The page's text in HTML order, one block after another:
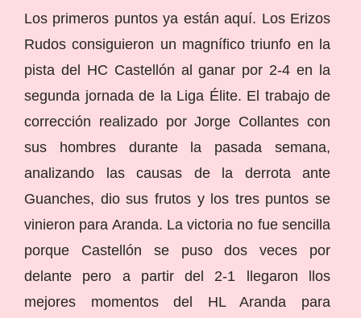
Los primeros puntos ya están aquí. Los Erizos
Rudos consiguieron un magnífico triunfo en la
pista del HC Castellón al ganar por 2-4 en la
segunda jornada de la Liga Élite. El trabajo de
corrección realizado por Jorge Collantes con
sus hombres durante la pasada semana,
analizando las causas de la derrota ante
Guanches, dio sus frutos y los tres puntos se
vinieron para Aranda. La victoria no fue sencilla
porque Castellón se puso dos veces por
delante pero a partir del 2-1 llegaron llos
mejores momentos del HL Aranda para